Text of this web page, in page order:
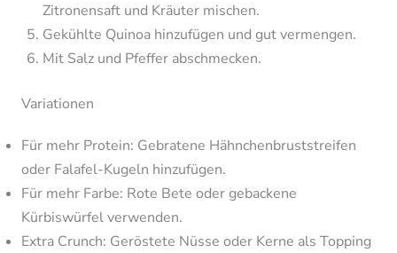
Zitronensaft und Kräuter mischen.
Gekühlte Quinoa hinzufügen und gut vermengen.
Mit Salz und Pfeffer abschmecken.
Variationen
Für mehr Protein: Gebratene Hähnchenbruststreifen
oder Falafel-Kugeln hinzufügen.
Für mehr Farbe: Rote Bete oder gebackene
Kürbiswürfel verwenden.
Extra Crunch: Geröstete Nüsse oder Kerne als Topping